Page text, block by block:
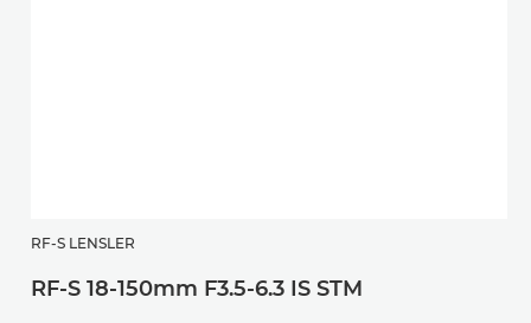
RF-S LENSLER
RF-S 18-150mm F3.5-6.3 IS STM